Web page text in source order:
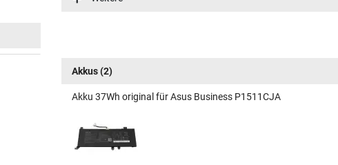
Business P1511CJA-BQ3907X
Akkus(2)
Akku 37Wh original für Asus Business P1511CJA